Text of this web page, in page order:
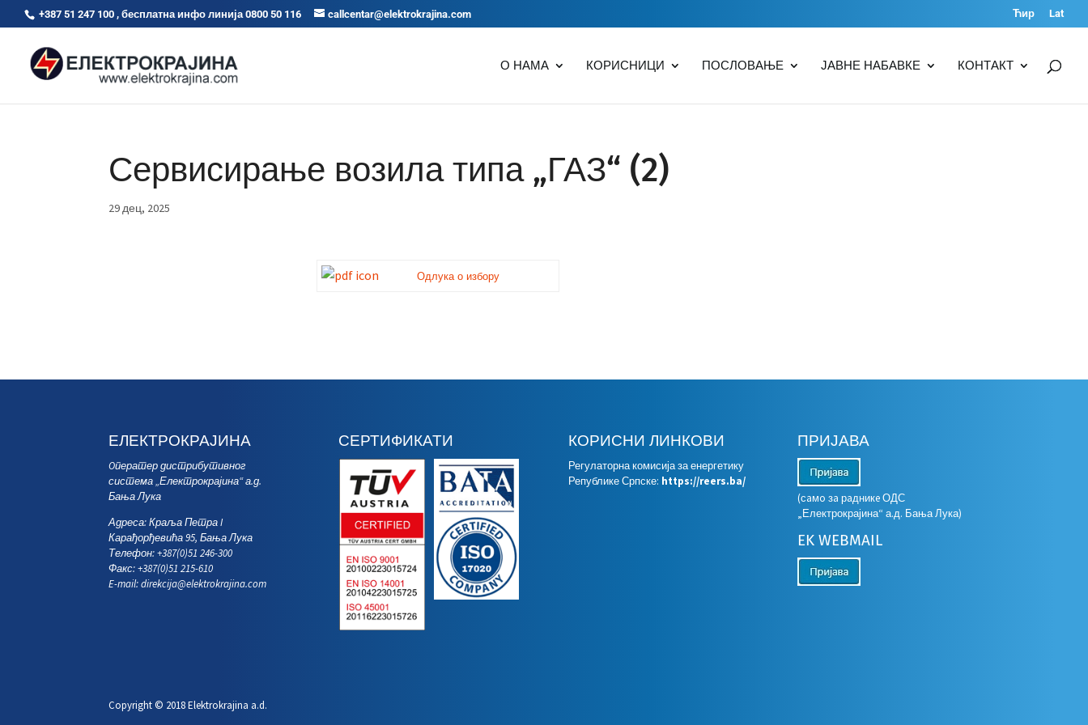
+387 51 247 100 , бесплатна инфо линија 0800 50 116 callcentar@elektrokrajina.com Ћир Lat
О НАМА КОРИСНИЦИ ПОСЛОВАЊЕ ЈАВНЕ НАБАВКЕ КОНТАКТ
Сервисирање возила типа „ГАЗ“ (2)
29 дец, 2025
Одлука о избору
ЕЛЕКТРОКРАЈИНА
Oператер дистрибутивног
система „Електрокрајина“ а.д.
Бања Лука
Адреса: Краља Петра I
Карађорђевића 95, Бања Лука
Телефон: +387(0)51 246-300
Факс: +387(0)51 215-610
E-mail:direkcija@elektrokrajina.com
СЕРТИФИКАТИ КОРИСНИ ЛИНКОВИ
Регулаторна комисија за енергетику
Републике Српске: https://reers.ba/
ПРИЈАВА
(сaмo зa рaдникe ОДС
„Електрокрајина“ а.д. Бања Лука)
EK WEBMAIL
Copyright © 2018 Elektrokrajina a.d.